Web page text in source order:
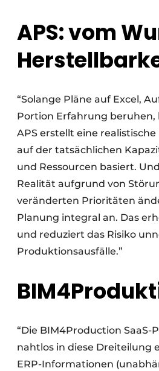
APS: vom
“Solange Pläne auf Excel,
Portion Erfahrung beruhen,
APS erstellt eine
auf der tatsächlichen
und Ressourcen basiert.
Realität aufgrund von
veränderten Prioritäten
Planung integral an. Das
und reduziert das Risiko
Produktionsausfälle.”
“Die BIM4Production
nahtlos in diese Dreiteilung
ERP-Informationen